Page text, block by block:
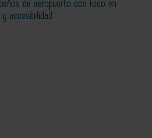
de aeropuerto con foco en
y accesibilidad